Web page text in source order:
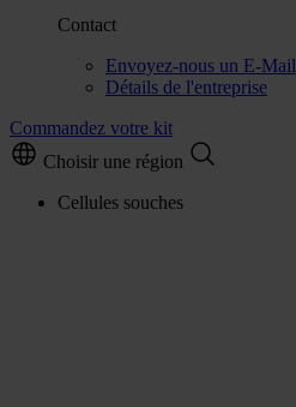
Contact
Envoyez-nous un E-Mail
Détails de l'entreprise
Commandez votre kit
Choisir une région
Cellules souches